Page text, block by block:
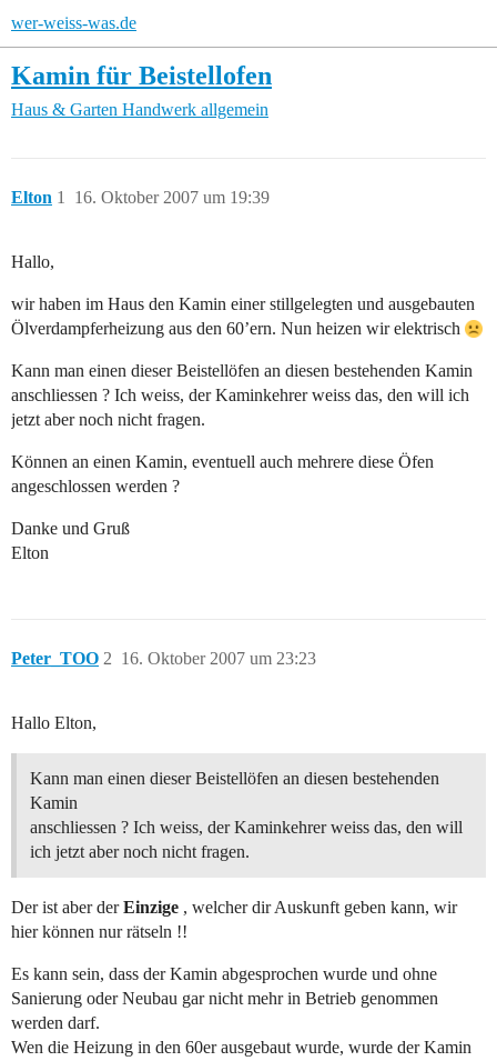
wer-weiss-was.de
Kamin für Beistellofen
Haus & Garten Handwerk allgemein
Elton 16. Oktober 2007 um 19:39
1
Hallo,
wir haben im Haus den Kamin einer stillgelegten und ausgebauten
Ölverdampferheizung aus den 60’ern. Nun heizen wir elektrisch
Kann man einen dieser Beistellöfen an diesen bestehenden Kamin
anschliessen ? Ich weiss, der Kaminkehrer weiss das, den will ich
jetzt aber noch nicht fragen.
Können an einen Kamin, eventuell auch mehrere diese Öfen
angeschlossen werden ?
Danke und Gruß
Elton
Peter_TOO 16. Oktober 2007 um 23:23
2
Hallo Elton,
Kann man einen dieser Beistellöfen an diesen bestehenden
Kamin
anschliessen ? Ich weiss, der Kaminkehrer weiss das, den will
ich jetzt aber noch nicht fragen.
Der ist aber derEinzige , welcher dir Auskunft geben kann, wir
hier können nur rätseln !!
Es kann sein, dass der Kamin abgesprochen wurde und ohne
Sanierung oder Neubau gar nicht mehr in Betrieb genommen
werden darf.
Wen die Heizung in den 60er ausgebaut wurde, wurde der Kamin